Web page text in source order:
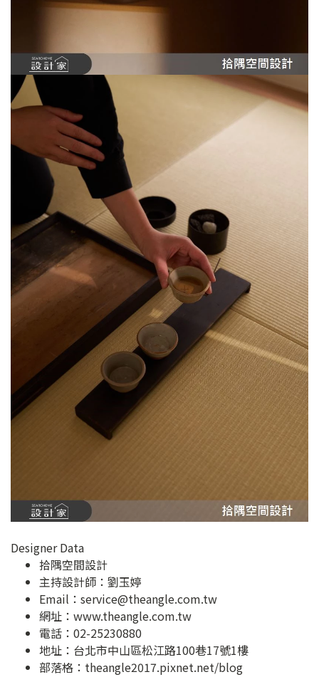
Designer Data
拾隅空間設計
主持設計師：劉玉婷
Email： service@theangle.com.tw
網址： www.theangle.com.tw
電話：02-25230880
地址： 台北市中山區松江路100巷17號1樓
部落格： theangle2017.pixnet.net/blog